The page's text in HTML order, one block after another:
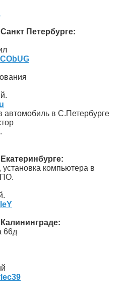
Петербурге:
автомобиль в С.Петербурге
компьютера в
ПО.
66д